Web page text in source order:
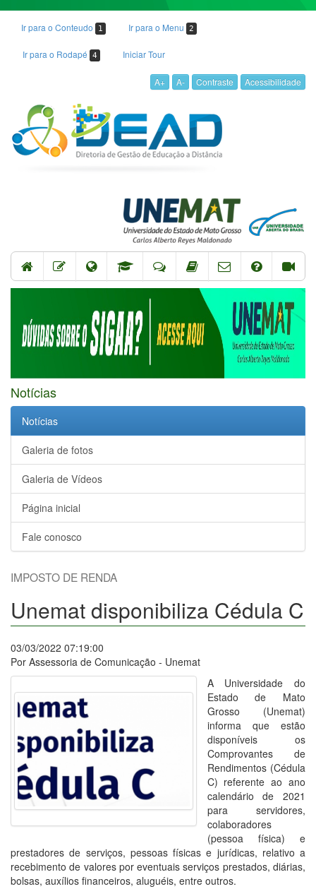
Ir para o Conteudo 1 Ir para o Menu 2
Ir para o Rodapé 4 Iniciar Tour
A+ A- Contraste Acessibilidade
Notícias
Notícias
Galeria de fotos
Galeria de Vídeos
Página inicial
Fale conosco
IMPOSTO DE RENDA
Unemat disponibiliza Cédula C
03/03/2022 07:19:00
Por Assessoria de Comunicação - Unemat
A Universidade do
Estado de Mato
Grosso (Unemat)
informa que estão
disponíveis os
Comprovantes de
Rendimentos (Cédula
C) referente ao ano
calendário de 2021
para servidores,
colaboradores
(pessoa física) e
prestadores de serviços, pessoas físicas e jurídicas, relativo a
recebimento de valores por eventuais serviços prestados, diárias,
bolsas, auxílios financeiros, aluguéis, entre outros.